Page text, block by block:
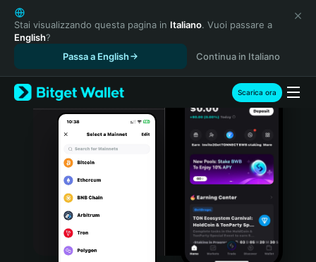
English
日本語
Tiếng Việt
Español (Latinoamérica)
Türkçe
Italiano
Português (Portugal)
Bahasa Indonesia
Stai visualizzando questa pagina in Italiano. Vuoi passare a
English?
Passa a English
Continua in Italiano
Scarica ora